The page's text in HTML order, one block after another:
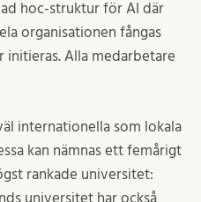
hoc-struktur för AI där
organisationen fångas
initieras. Alla medarbetare
internationella som lokala
kan nämnas ett femårigt
rankade universitet:
universitet har också